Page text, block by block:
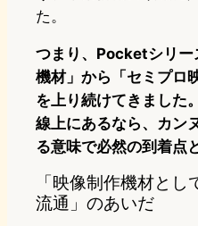
た。
つまり、Pocketシリ
機材」から「セミプロ
を上り続けてきました
線上にあるなら、カン
る意味で必然の到着点
「映像制作機材と
流通」のあいだ